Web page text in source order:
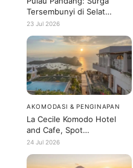
Tersembunyi di Selat
Malaka yang Belum Banyak
23 Jul 2026
AKOMODASI & PENGINAPAN
La Cecile Komodo Hotel
and Cafe, Spot
Instagramable di Labuan
24 Jul 2026